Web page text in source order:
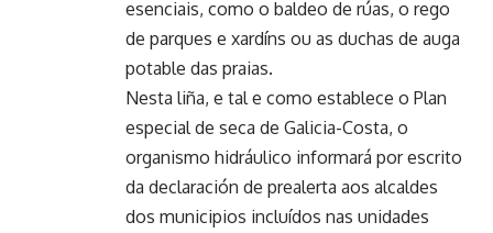
esenciais, como o baldeo de rúas, o rego
de parques e xardíns ou as duchas de auga
potable das praias.
Nesta liña, e tal e como establece o Plan
especial de seca de Galicia-Costa, o
organismo hidráulico informará por escrito
da declaración de prealerta aos alcaldes
dos municipios incluídos nas unidades